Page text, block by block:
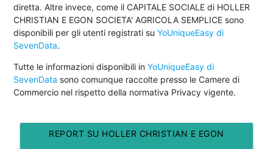
diretta. Altre invece, come il CAPITALE SOCIALE di HOLLER
CHRISTIAN E EGON SOCIETA' AGRICOLA SEMPLICE sono
disponibili per gli utenti registrati suYoUniqueEasy di
SevenData.
Tutte le informazioni disponibili inYoUniqueEasy di
SevenData sono comunque raccolte presso le Camere di
Commercio nel rispetto della normativa Privacy vigente.
REPORT SU HOLLER CHRISTIAN E EGON